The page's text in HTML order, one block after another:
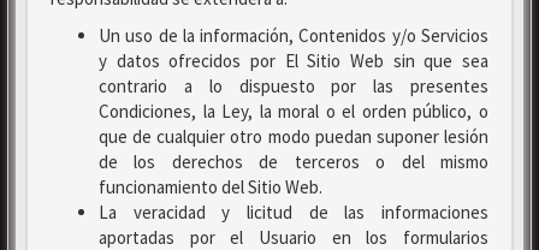
Un uso de la información, Contenidos y/o Servicios
y datos ofrecidos por El Sitio Web sin que sea
contrario a lo dispuesto por las presentes
Condiciones, la Ley, la moral o el orden público, o
que de cualquier otro modo puedan suponer lesión
de los derechos de terceros o del mismo
funcionamiento del Sitio Web.
La veracidad y licitud de las informaciones
aportadas por el Usuario en los formularios